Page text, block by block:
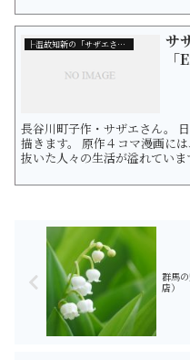
画を通じて和洋を探求します。 今回は、昔の単位「貫」です。
「貫」は、明治時代にあらためて制定
(も...
├温故知新の「サザエさん」
サ
長谷川町子作・サザエさん。
描きます。 原作４コマ漫画には、日本の古き良き時代、 必死に生き
抜いた人々の生活が溢れています。 祖父母、両親が生きてき
画を通じて和洋を探求します
群馬
店）